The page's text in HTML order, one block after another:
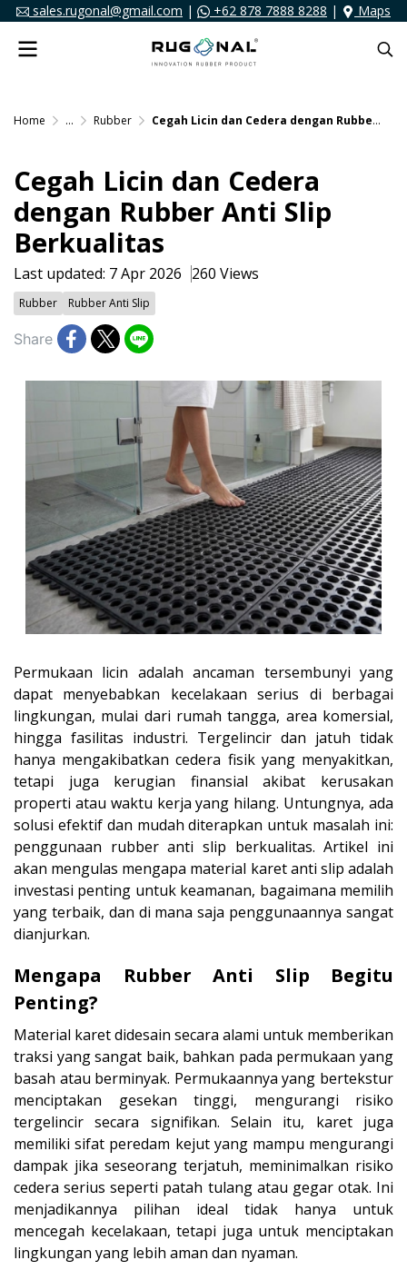
sales.rugonal@gmail.com | +62 878 7888 8288 | Maps
Home ... Rubber Cegah Licin dan Cedera dengan Rubber Anti Slip Berkualitas
Cegah Licin dan Cedera
dengan Rubber Anti Slip
Berkualitas
Last updated: 7 Apr 2026 260 Views
Rubber Rubber Anti Slip
Share
Permukaan licin adalah ancaman tersembunyi yang
dapat menyebabkan kecelakaan serius di berbagai
lingkungan, mulai dari rumah tangga, area komersial,
hingga fasilitas industri. Tergelincir dan jatuh tidak
hanya mengakibatkan cedera fisik yang menyakitkan,
tetapi juga kerugian finansial akibat kerusakan
properti atau waktu kerja yang hilang. Untungnya, ada
solusi efektif dan mudah diterapkan untuk masalah ini:
penggunaan rubber anti slip berkualitas. Artikel ini
akan mengulas mengapa material karet anti slip adalah
investasi penting untuk keamanan, bagaimana memilih
yang terbaik, dan di mana saja penggunaannya sangat
dianjurkan.
Mengapa Rubber Anti Slip Begitu
Penting?
Material karet didesain secara alami untuk memberikan
traksi yang sangat baik, bahkan pada permukaan yang
basah atau berminyak. Permukaannya yang bertekstur
menciptakan gesekan tinggi, mengurangi risiko
tergelincir secara signifikan. Selain itu, karet juga
memiliki sifat peredam kejut yang mampu mengurangi
dampak jika seseorang terjatuh, meminimalkan risiko
cedera serius seperti patah tulang atau gegar otak. Ini
menjadikannya pilihan ideal tidak hanya untuk
mencegah kecelakaan, tetapi juga untuk menciptakan
lingkungan yang lebih aman dan nyaman.